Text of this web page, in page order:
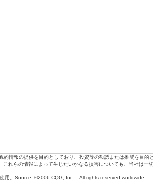
的情報の提供を目的としており、投資等の勧誘または推奨を目
これらの情報によって生じたいかなる損害についても、当社は一
使用。Source: ©2006 CQG, Inc. All rights reserved worldwide.